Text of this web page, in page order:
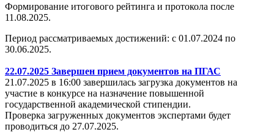
Формирование итогового рейтинга и протокола после
11.08.2025.
Период рассматриваемых достижений: с 01.07.2024 по
30.06.2025.
22.07.2025 Завершен прием документов на ПГАС
21.07.2025 в 16:00 завершилась загрузка документов на
участие в конкурсе на назначение повышенной
государственной академической стипендии.
Проверка загруженных документов экспертами будет
проводиться до 27.07.2025.